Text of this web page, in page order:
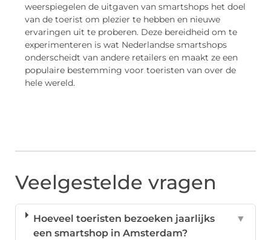
weerspiegelen de uitgaven van smartshops het doel
van de toerist om plezier te hebben en nieuwe
ervaringen uit te proberen. Deze bereidheid om te
experimenteren is wat Nederlandse smartshops
onderscheidt van andere retailers en maakt ze een
populaire bestemming voor toeristen van over de
hele wereld.
Veelgestelde vragen
Hoeveel toeristen bezoeken jaarlijks
een smartshop in Amsterdam?
▼